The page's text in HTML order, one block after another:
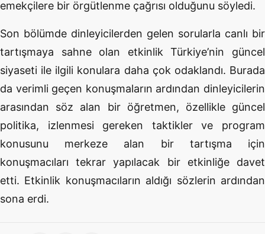
emekçilere bir örgütlenme çağrısı olduğunu söyledi.
Son bölümde dinleyicilerden gelen sorularla canlı bir
tartışmaya sahne olan etkinlik Türkiye’nin güncel
siyaseti ile ilgili konulara daha çok odaklandı. Burada
da verimli geçen konuşmaların ardından dinleyicilerin
arasından söz alan bir öğretmen, özellikle güncel
politika, izlenmesi gereken taktikler ve program
konusunu merkeze alan bir tartışma için
konuşmacıları tekrar yapılacak bir etkinliğe davet
etti. Etkinlik konuşmacıların aldığı sözlerin ardından
sona erdi.